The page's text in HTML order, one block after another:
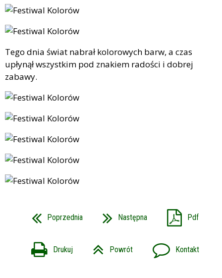
Tego dnia świat nabrał kolorowych barw, a czas
upłynął wszystkim pod znakiem radości i dobrej
zabawy.
Poprzednia Następna Pdf
Drukuj Powrót Kontakt